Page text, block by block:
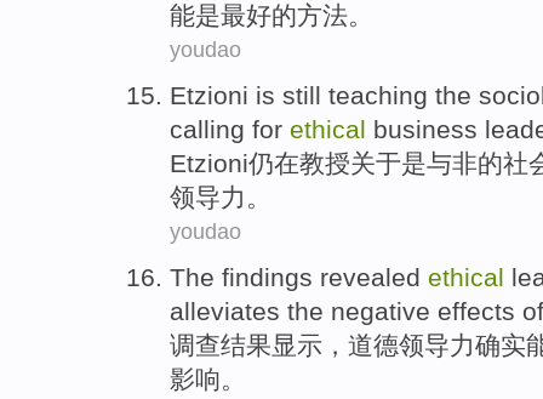
能是最好的方法。
youdao
Etzioni is still teaching the
calling for ethical business
Etzioni仍在教授关于是与非的社
领导力 。
youdao
The findings revealed ethical
alleviates the negative effects
调查结果显示 ， 道德领导力确实
影响。